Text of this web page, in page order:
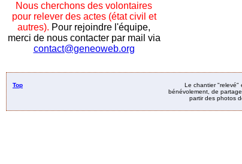
Nous cherchons des volontaires
pour relever des actes (état civil et
autres). Pour rejoindre l'équipe,
merci de nous contacter par mail via
contact@geneoweb.org
Top
Le chantier "relevé"
bénévolement, de
partir des photos